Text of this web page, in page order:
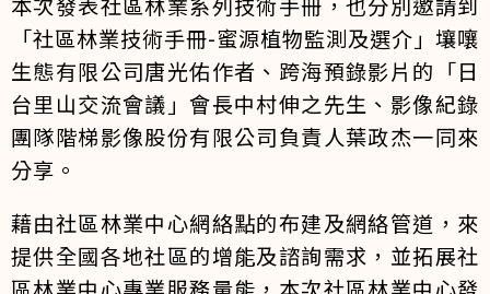
「社區林業技術手冊-蜜源植物監測及選介」壤嚷
生態有限公司唐光佑作者、跨海預錄影片的「日
台里山交流會議」會長中村伸之先生、影像紀錄
團隊階梯影像股份有限公司負責人葉政杰一同來
分享。
藉由社區林業中心網絡點的布建及網絡管道，來
提供全國各地社區的增能及諮詢需求，並拓展社